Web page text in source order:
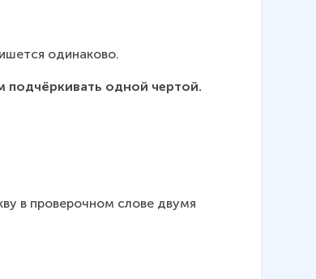
одинаково.
подчёркивать одной чертой.
в проверочном слове двумя